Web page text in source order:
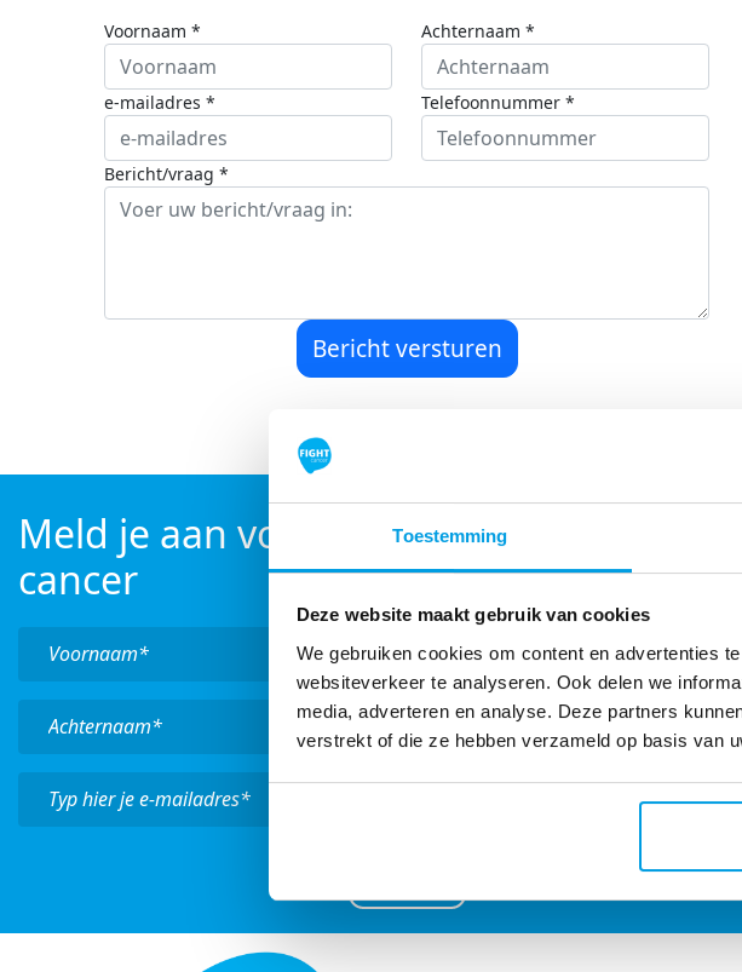
Toestemming
Deze website maakt gebruik van cookies
We gebruiken cookies om content en advertenties
websiteverkeer te analyseren. Ook delen we
media, adverteren en analyse. Deze partners
verstrekt of die ze hebben verzameld op basis van
Voornaam * Achternaam *
e-mailadres * Telefoonnummer *
Bericht/vraag *
Bericht versturen
Meld je aan voor de nieuwsbrief van
cancer